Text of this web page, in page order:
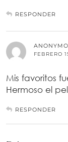
RESPONDER
FEBRERO
Mis favoritos
Hermoso el
RESPONDER